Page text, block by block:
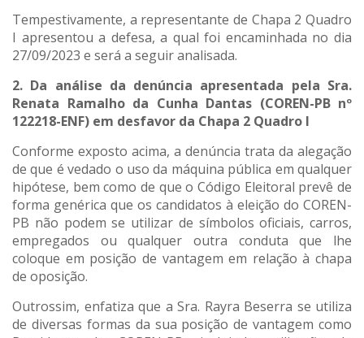
Tempestivamente, a representante de Chapa 2 Quadro
I apresentou a defesa, a qual foi encaminhada no dia
27/09/2023 e será a seguir analisada.
2. Da análise da denúncia apresentada pela Sra.
Renata Ramalho da Cunha Dantas (COREN-PB nº
122218-ENF) em desfavor da Chapa 2 Quadro I
Conforme exposto acima, a denúncia trata da alegação
de que é vedado o uso da máquina pública em qualquer
hipótese, bem como de que o Código Eleitoral prevê de
forma genérica que os candidatos à eleição do COREN-
PB não podem se utilizar de símbolos oficiais, carros,
empregados ou qualquer outra conduta que lhe
coloque em posição de vantagem em relação à chapa
de oposição.
Outrossim, enfatiza que a Sra. Rayra Beserra se utiliza
de diversas formas da sua posição de vantagem como